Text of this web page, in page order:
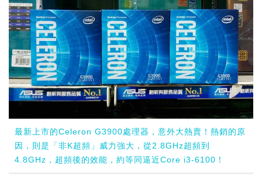
最新上市的Celeron G3900處理器，意外大熱賣！熱銷的原
因，則是「非K超頻」威力強大，從2.8GHz超頻到
4.8GHz，超頻後的效能，約等同逼近Core i3-6100！